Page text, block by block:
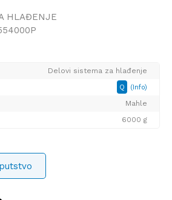
HLAĐENJE
Delovi sistema za hlađenje
Q (Info)
Mahle
6000 g